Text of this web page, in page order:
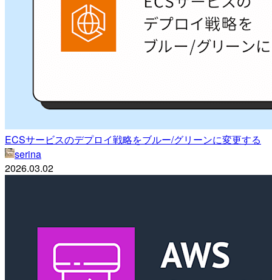
ECSサービスのデプロイ戦略をブルー/グリーンに変更する
serina
2026.03.02